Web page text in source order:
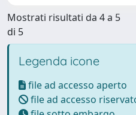
Mostrati risultati da 4 a 5
di 5
Legenda icone
file ad accesso aperto
file ad accesso